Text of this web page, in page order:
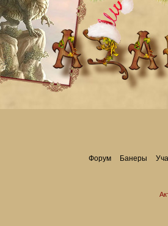
Форум Банеры